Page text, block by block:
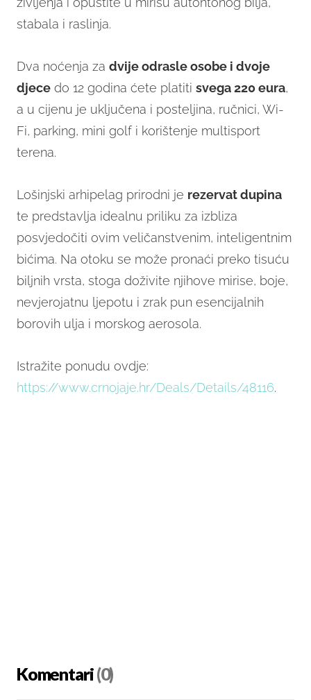
stabala i raslinja.
Dva noćenja za dvije odrasle osobe i dvoje
djece do 12 godina ćete platiti svega 220 eura,
a u cijenu je uključena i posteljina, ručnici, Wi-
Fi, parking, mini golf i korištenje multisport
terena.
Lošinjski arhipelag prirodni je rezervat dupina
te predstavlja idealnu priliku za izbliza
posvjedočiti ovim veličanstvenim, inteligentnim
bićima. Na otoku se može pronaći preko tisuću
biljnih vrsta, stoga doživite njihove mirise, boje,
nevjerojatnu ljepotu i zrak pun esencijalnih
borovih ulja i morskog aerosola.
Istražite ponudu ovdje:
https://www.crnojaje.hr/Deals/Details/48116.
Komentari(0)